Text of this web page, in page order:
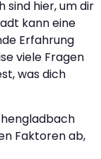
sind hier, um dir
kann eine
Erfahrung
viele Fragen
was dich
Faktoren ab,